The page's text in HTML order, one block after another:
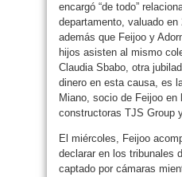
encargó “de todo”
departamento, valuado
además que Feijoo y
hijos asisten al mismo
Claudia Sbabo, otra
dinero en esta causa, es
Miano, socio de Feijoo en
constructoras TJS Group
El miércoles, Feijoo
declarar en los tribunales
captado por cámaras